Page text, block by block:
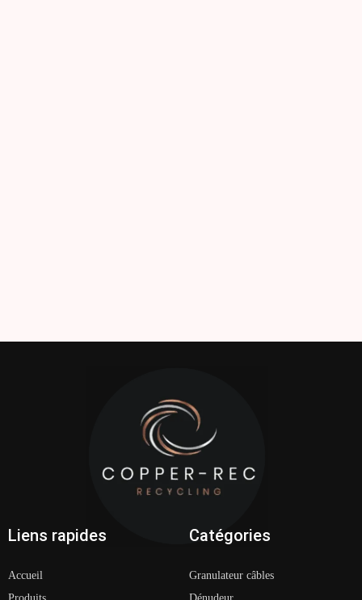
Liens rapides
Accueil
Catégories
Granulateur câbles